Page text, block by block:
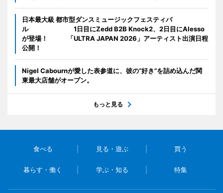
日本最大級 都市型ダンスミュージックフェスティバ
ル 1日目にZedd B2B Knock2、2日目にAlesso
が登場！ 「ULTRA JAPAN 2026」アーティスト出演日程
公開！
Nigel Cabournが愛した表参道に、彼の“好き”を詰め込んだ関
東最大店舗がオープン。
もっと見る
食べる 見る・遊ぶ 買う
暮らす・働く 学ぶ・知る 特集